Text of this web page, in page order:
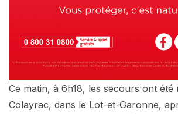
Ce matin, à 6h18, les secours ont été
Colayrac, dans le Lot-et-Garonne,